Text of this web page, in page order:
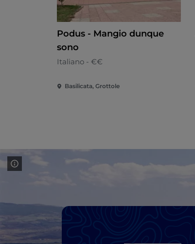
Podus - Mangio dunque
sono
Italiano - €€
Basilicata, Grottole